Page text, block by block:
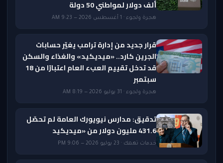
ألف دولار لمواطني 50 دولة
هجرة ولجوء · 1 أغسطس 2026 — 9:23 AM
قرار جديد من إدارة ترامب يغيّر حسابات
الجرين كارد.. «ميديكيد» والغذاء والسكن
قد تدخل تقييم العبء العام اعتبارًا من 18
سبتمبر
هجرة ولجوء · 31 يوليو 2026 — 8:19 AM
تدقيق: مدارس نيويورك العامة لم تحصّل
431.6 مليون دولار من «ميديكيد
خدمات تهمك · 23 يوليو 2026 — 9:06 PM